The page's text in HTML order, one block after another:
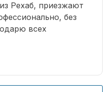
Рехаб, приезжают
без
всех